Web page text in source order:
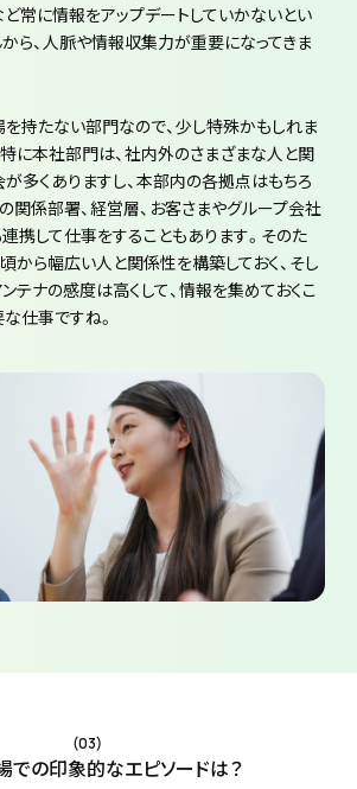
常に情報をアップデートしていかないとい
ら、人脈や情報収集力が重要になってきま
持たない部門なので、少し特殊かもしれま
に本社部門は、社内外のさまざまな人と関
多くありますし、本部内の各拠点はもちろ
関係部署、経営層、お客さまやグループ会社
携して仕事をすることもあります。そのた
から幅広い人と関係性を構築しておく、そし
テナの感度は高くして、情報を集めておくこ
仕事ですね。
(03)
での印象的なエピソードは？